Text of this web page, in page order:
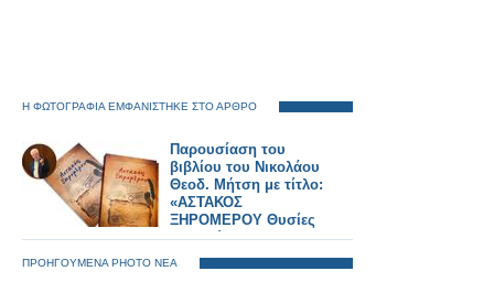
Η ΦΩΤΟΓΡΑΦΙΑ ΕΜΦΑΝΙΣΤΗΚΕ ΣΤΟ ΑΡΘΡΟ
Παρουσίαση του
βιβλίου του Νικολάου
Θεοδ. Μήτση με τίτλο:
«ΑΣΤΑΚΟΣ
ΞΗΡΟΜΕΡΟΥ Θυσίες
και Αγώνες στα
1821»... ΑΘΗΝΑ 30
Ιουνίου 2025,
ΠΡΟΗΓΟΥΜΕΝΑ PHOTO ΝΕΑ